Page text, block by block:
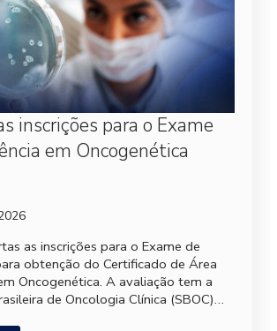
inscrições para o Exame
em Oncogenética
as inscrições para o Exame de
obtenção do Certificado de Área
Oncogenética. A avaliação tem a
de Oncologia Clínica (SBOC)…